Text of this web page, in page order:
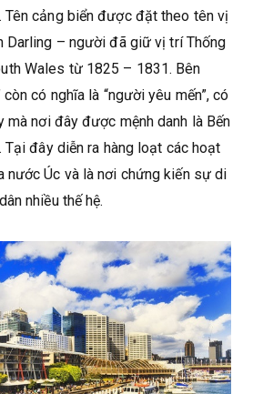
. Tên cảng biển được đặt theo tên vị
Darling – người đã giữ vị trí Thống
Wales từ 1825 – 1831. Bên
còn có nghĩa là “người yêu mến”, có
mà nơi đây được mệnh danh là Bến
Tại đây diễn ra hàng loạt các hoạt
nước Úc và là nơi chứng kiến sự di
nhiều thế hệ.